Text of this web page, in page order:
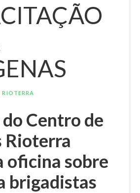
RIOTERRA
Centro de
Rioterra
oficina sobre
brigadistas